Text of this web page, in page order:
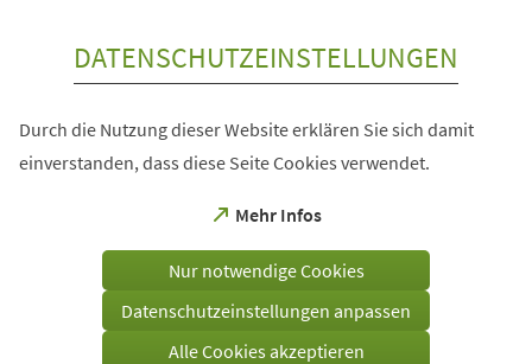
DATENSCHUTZEINSTELLUNGEN
Durch die Nutzung dieser Website erklären Sie sich damit
einverstanden, dass diese Seite Cookies verwendet.
Mehr Infos
(Öffnet
einem
Tab)
Nur notwendige Cookies
Datenschutzeinstellungen anpassen
Alle Cookies akzeptieren